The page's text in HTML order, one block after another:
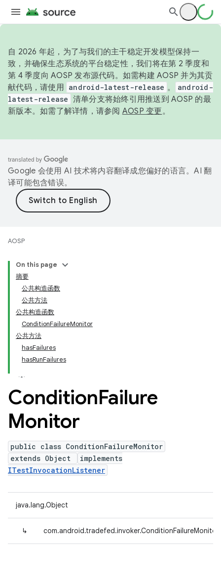
自 2026 年起，为了与我们的主干稳定开发模型保持一
致，并确保生态系统的平台稳定性，我们将在第 2 季度和
第 4 季度向 AOSP 发布源代码。如需构建 AOSP 并为其贡
献代码，请使用 android-latest-release 。
android-
latest-release 清单分支将始终引用推送到 AOSP 的最
新版本。如需了解详情，请参阅 AOSP 变更。
Google 会使用 AI 技术将内容翻译成您偏好的语言。AI 翻
译可能包含错误。
AOSP
On this page
摘要
公共构造函数
公共方法
公共构造函数
ConditionFailureMonitor
公共方法
hasFailures
hasRunFailures
ConditionFailure
Monitor
public class ConditionFailureMonitor
extends Object
implements
ITestInvocationListener
java.lang.Object
↳ com.android.tradefed.invoker.ConditionFailureMonitor